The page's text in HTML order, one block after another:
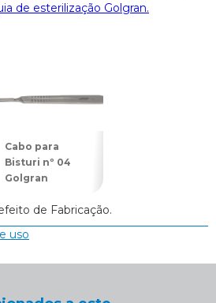
de esterilização Golgran.
Cabo para
Bisturi nº 04
Golgran
de Fabricação.
uso